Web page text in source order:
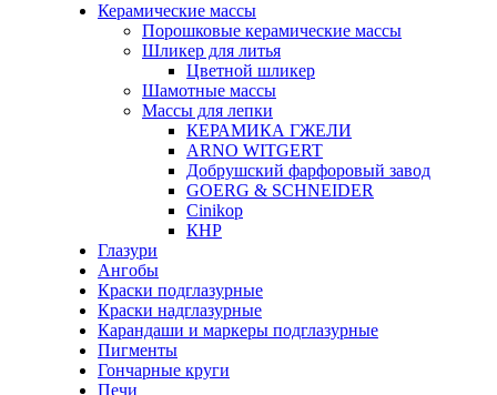
Керамические массы
Порошковые керамические массы
Шликер для литья
Цветной шликер
Шамотные массы
Массы для лепки
КЕРАМИКА ГЖЕЛИ
ARNO WITGERT
Добрушский фарфоровый завод
GOERG & SCHNEIDER
Cinikop
КНР
Глазури
Ангобы
Краски подглазурные
Краски надглазурные
Карандаши и маркеры подглазурные
Пигменты
Гончарные круги
Печи